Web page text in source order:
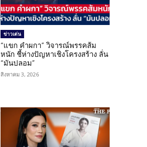
ข่าวเด่น
“แขก คำผกา” วิจารณ์พรรคส้ม
หนัก ชี้ห่างปัญหาเชิงโครงสร้าง ลั่น
“มันปลอม”
สิงหาคม 3, 2026